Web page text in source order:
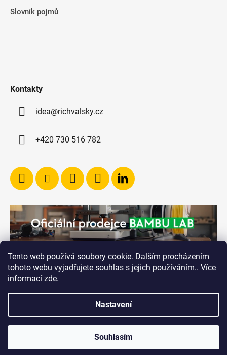
Tento web používá soubory cookie. Dalším procházením
tohoto webu vyjadřujete souhlas s jejich používáním.. Více
informací zde.
Nastavení
Souhlasím
Slovník pojmů
Kontakty
idea@richvalsky.cz
+420 730 516 782
Vytvořil Shoptet
RICHVALSKY MANUFACTURING
Všechna práva vyhrazena.